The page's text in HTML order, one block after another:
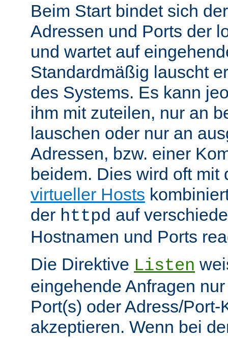
Beim Start bindet sich
Adressen und Ports der
und wartet auf
Standardmäßig lauscht
des Systems. Es kann
ihm mit zuteilen, nur an
lauschen oder nur an
Adressen, bzw. einer
beidem. Dies wird oft mit
virtueller Hosts
der httpd auf
Hostnamen und Ports
Die Direktive Listen
eingehende Anfragen
Port(s) oder Adress/
akzeptieren. Wenn bei